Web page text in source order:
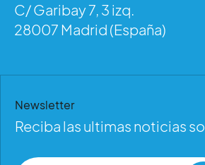
C/ Garibay 7, 3 izq.
28007 Madrid (España)
Newsletter
Reciba las ultimas noticias